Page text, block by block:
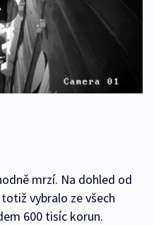
mrzí. Na dohled od
vybralo ze všech
600 tisíc korun.